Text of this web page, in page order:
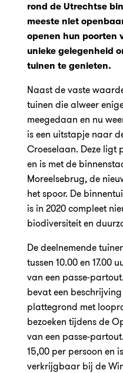
rond de Utrechtse
meeste niet
openen hun poorten
unieke gelegenheid
tuinen te genieten.
Naast de vaste
tuinen die alweer
meegedaan en nu
is een uitstapje naar
Croeselaan. Deze ligt
en is met de
Moreelsebrug, de
het spoor. De
is in 2020 compleet
biodiversiteit en
De deelnemende
tussen 10.00 en 17.00
van een passe-
bevat een
plattegrond met
bezoeken tijdens de
van een passe-
15,00 per persoon en
verkrijgbaar bij de